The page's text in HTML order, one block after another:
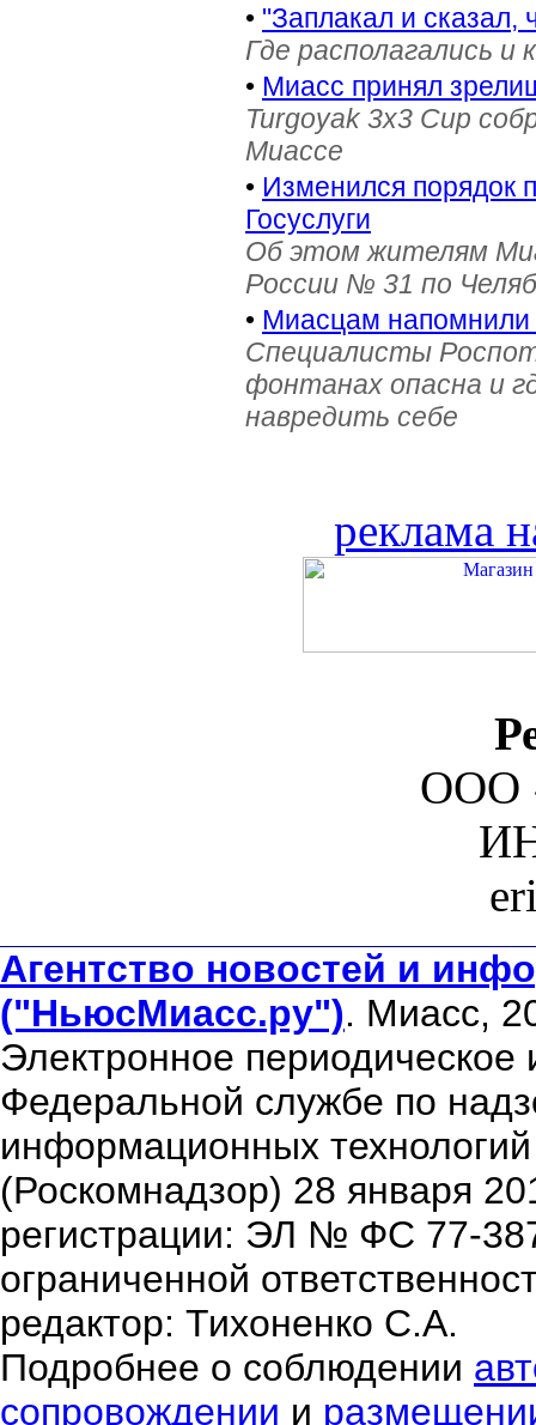
• "Заплакал и сказал,
Где располагались и
• Миасс принял
Turgoyak 3x3 Cup
Миассе
• Изменился порядок
Госуслуги
Об этом жителям
России № 31 по
• Миасцам напомнили
Специалисты
фонтанах опасна и
навредить себе
реклама
ООО
Агентство новостей и
("НьюсМиасс.ру"). Миасс,
Электронное периодическое
Федеральной службе по
информационных
(Роскомнадзор) 28 января
регистрации: ЭЛ № ФС 77-
ограниченной
редактор: Тихоненко С.А.
Подробнее о соблюдении
сопровождении и